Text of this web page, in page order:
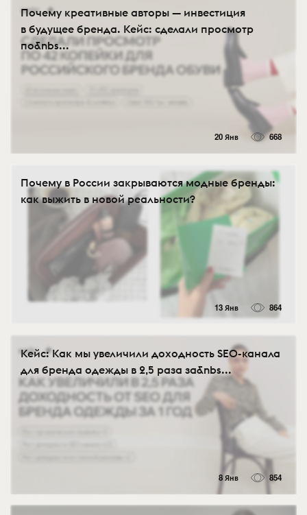
Почему креативные авторы — инвестиция
в будущее бренда. Кейс: сделали просмотр
по&nbs...
20 Янв 668
Почему в России закрываются модные бренды:
как выжить в новой реальности?
13 Янв 864
Кейс: Как мы увеличили доходность SEO-канала
для бренда одежды в 2,5 раза за&nbs...
8 Янв 854